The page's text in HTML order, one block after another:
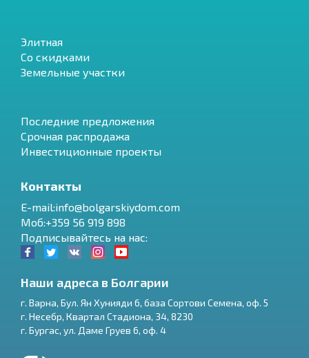
Элитная
Со скидками
Земельные участки
Последние предложения
Срочная распродажа
Инвестиционные проекты
Контакты
E-mail:info@bolgarskiydom.com
Моб:+359 56 919 898
Подписывайтесь на нас:
Наши адреса в Болгарии
г. Варна, Бул. Ян Хунияди 6, база Сортови Семена, оф. 5
г. Несебр, Квартал Стадиона, 34, 8230
г. Бургас, ул. Даме Груев 6, оф. 4